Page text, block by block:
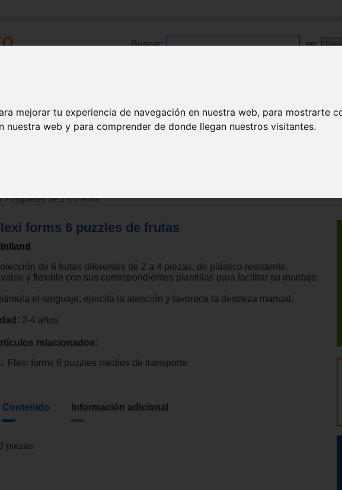
mejorar tu experiencia de navegación en nuestra web, para mostrarte
nuestra web y para comprender de donde llegan nuestros visitantes.
Buscar: en:
>Juguetes de 1 a 3 años
forms 6 puzzles de frutas
de 6 frutas diferentes de 2 a 4 piezas, de plástico resistente,
y flexible con sus correspondientes plantillas para facilitar su montaje.
el lenguaje, ejercita la atención y favorece la destreza manual.
2-4 años
relacionados:
Flexi forms 6 puzzles medios de transporte
Contenido Información adicional
piezas